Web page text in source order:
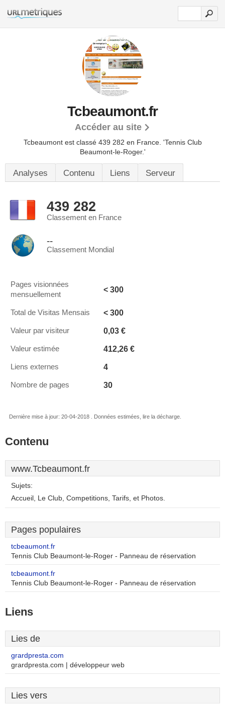
Tcbeaumont.fr
Accéder au site
Tcbeaumont est classé 439 282 en France. 'Tennis Club
Beaumont-le-Roger.'
Analyses Contenu Liens Serveur
439 282
Classement en France
--
Classement Mondial
Pages visionnées
mensuellement
< 300
Total de Visitas Mensais < 300
Valeur par visiteur 0,03 €
Valeur estimée 412,26 €
Liens externes 4
Nombre de pages 30
Dernière mise à jour: 20-04-2018 . Données estimées, lire la décharge.
Contenu
www.Tcbeaumont.fr
Sujets:
Accueil, Le Club, Competitions, Tarifs, et Photos.
Pages populaires
tcbeaumont.fr
Tennis Club Beaumont-le-Roger - Panneau de réservation
tcbeaumont.fr
Tennis Club Beaumont-le-Roger - Panneau de réservation
Liens
Lies de
grardpresta.com
grardpresta.com | développeur web
Lies vers